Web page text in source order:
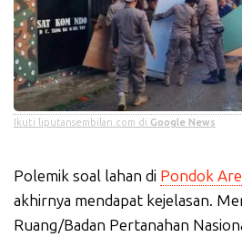
Ikuti liputansembilan.com di Google News
Polemik soal lahan di Pondok
akhirnya mendapat kejelasan.
Ruang/Badan Pertanahan